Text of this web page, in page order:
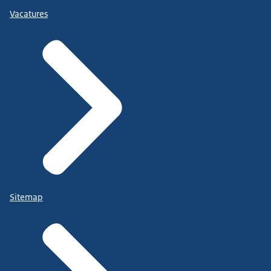
Vacatures
Sitemap